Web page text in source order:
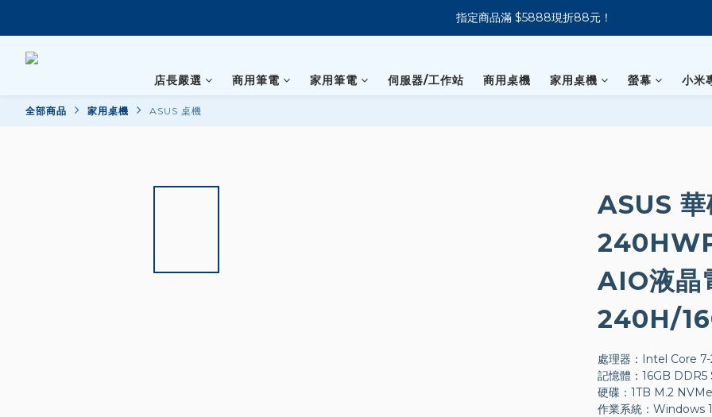
新會員下單 送 7-11 美式咖啡
指定商品滿 $5888現折88元！
店長嚴選
商用筆電 家用筆電 伺服器/工作站 商用桌機 家用桌機 螢幕 小米
全部商品 家用桌機 ASUS 桌機
ASUS
AIO液晶
240H/
處理器：Intel Core
記憶體：16GB
硬碟：1TB M.2
作業系統：Windows